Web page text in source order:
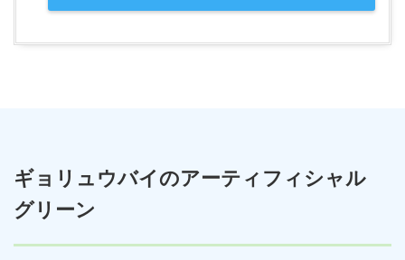
ギョリュウバイのアーティフィシャル
グリーン